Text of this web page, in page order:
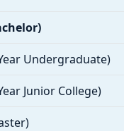
Undergraduate)
Junior College)